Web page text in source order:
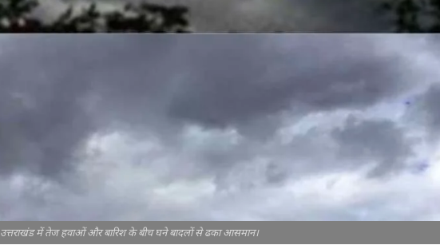
उत्तराखंड में तेज हवाओं और बारिश के बीच घने बादलों से ढका आसमान।